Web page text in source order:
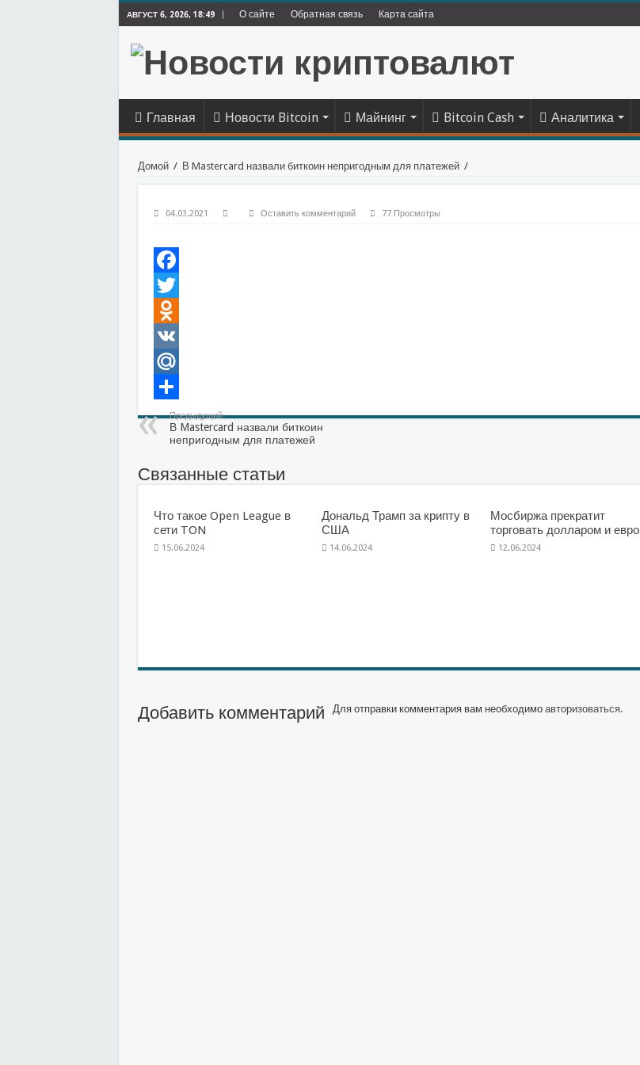
АВГУСТ 6, 2026, 18:49 О сайте Обратная связь Карта сайта
Главная Новости Bitcoin Майнинг Bitcoin Cash Аналитика
Домой / В Mastercard назвали биткоин непригодным для платежей /
04.03.2021 Оставить комментарий 77 Просмотры
Facebook
Twitter
Odnoklassniki
VK
Mail.Ru
Отправить
Предыдущий
В Mastercard назвали биткоин
непригодным для платежей
Связанные статьи
Что такое Open League в
сети TON
15.06.2024
Дональд Трамп за крипту в
США
14.06.2024
Мосбиржа прекратит
торговать долларом и евро
12.06.2024
Добавить комментарий Для отправки комментария вам необходимо авторизоваться.